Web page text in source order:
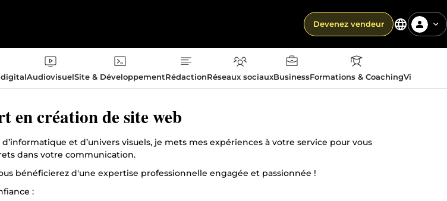
Devenez vendeur
AudiovisuelSite & DéveloppementRédactionRéseaux sociauxBusinessFormations & CoachingVie
en création de site web
d’informatique et d’univers visuels, je mets mes expériences à votre service pour vous
dans votre communication.
bénéficierez d'une expertise professionnelle engagée et passionnée !
: